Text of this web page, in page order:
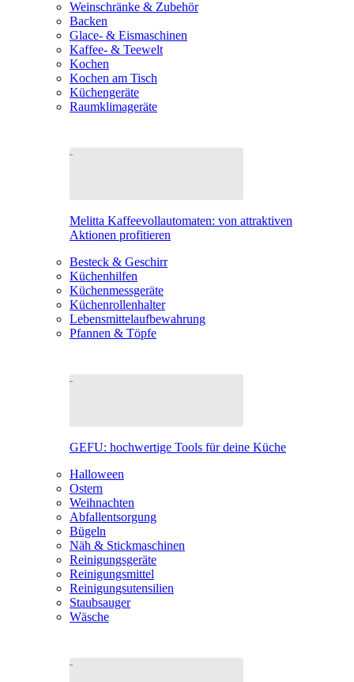
Weinschränke & Zubehör
Backen
Glace- & Eismaschinen
Kaffee- & Teewelt
Kochen
Kochen am Tisch
Küchengeräte
Raumklimageräte
Melitta Kaffeevollautomaten: von attraktiven
Aktionen profitieren
Besteck & Geschirr
Küchenhilfen
Küchenmessgeräte
Küchenrollenhalter
Lebensmittelaufbewahrung
Pfannen & Töpfe
GEFU: hochwertige Tools für deine Küche
Halloween
Ostern
Weihnachten
Abfallentsorgung
Bügeln
Näh & Stickmaschinen
Reinigungsgeräte
Reinigungsmittel
Reinigungsutensilien
Staubsauger
Wäsche